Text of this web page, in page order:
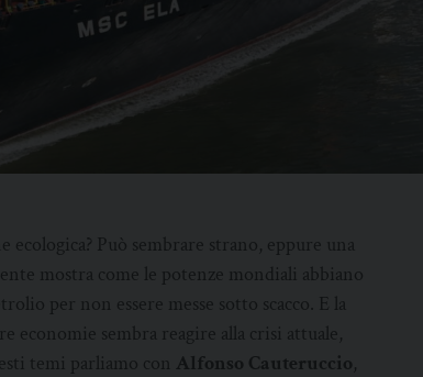
Può sembrare strano, eppure una
mostra come le potenze mondiali abbiano
per non essere messe sotto scacco. E la
economie sembra reagire alla crisi attuale,
temi parliamo con Alfonso Cauteruccio,